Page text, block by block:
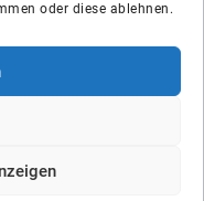
oder diese ablehnen.